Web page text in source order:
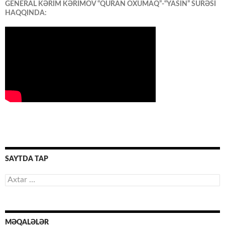
GENERAL KƏRİM KƏRİMOV “QURAN OXUMAQ”-“YASİN” SURƏSİ
HAQQINDA:
SAYTDA TAP
Axtarış:
MƏQALƏLƏR